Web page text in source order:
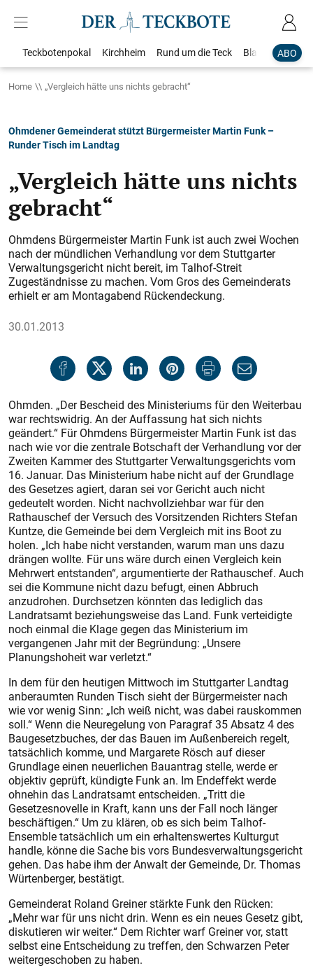
ABO
Teckbotenpokal Kirchheim Rund um die Teck Blaulicht
Home „Vergleich hätte uns nichts gebracht“
Ohmdener Gemeinderat stützt Bürgermeister Martin Funk –
Runder Tisch im Landtag
„Vergleich hätte uns nichts
gebracht“
Ohmdens Bürgermeister Martin Funk ist auch zwei Wochen
nach der mündlichen Verhandlung vor dem Stuttgarter
Verwaltungsgericht nicht bereit, im Talhof-Streit
Zugeständnisse zu machen. Vom Gros des Gemeinderats
erhielt er am Montagabend Rückendeckung.
30.01.2013
Ohmden. „Der Bescheid des Ministeriums für den Weiterbau
war rechtswidrig. An der Auffassung hat sich nichts
geändert.“ Für Ohmdens Bürgermeister Martin Funk ist das
nach wie vor die zentrale Botschaft der Verhandlung vor der
Zweiten Kammer des Stuttgarter Verwaltungsgerichts vom
16. Januar. Das Ministerium habe nicht auf der Grundlage
des Gesetzes agiert, daran sei vor Gericht auch nicht
gedeutelt worden. Nicht nachvollziehbar war für den
Rathauschef der Versuch des Vorsitzenden Richters Stefan
Kuntze, die Gemeinde bei dem Vergleich mit ins Boot zu
holen. „Ich habe nicht verstanden, warum man uns dazu
drängen wollte. Für uns wäre durch einen Vergleich kein
Mehrwert entstanden“, argumentierte der Rathauschef. Auch
sei die Kommune nicht dazu befugt, einen Abbruch
anzudrohen. Durchsetzen könnten das lediglich das
Landratsamt beziehungsweise das Land. Funk verteidigte
noch einmal die Klage gegen das Ministerium im
vergangenen Jahr mit der Begründung: „Unsere
Planungshoheit war verletzt.“
In dem für den heutigen Mittwoch im Stuttgarter Landtag
anberaumten Runden Tisch sieht der Bürgermeister nach
wie vor wenig Sinn: „Ich weiß nicht, was dabei rauskommen
soll.“ Wenn die Neuregelung von Paragraf 35 Absatz 4 des
Baugesetzbuches, der das Bauen im Außenbereich regelt,
tatsächlich komme, und Margarete Rösch auf dieser
Grundlage einen neuerlichen Bauantrag stelle, werde er
objektiv geprüft, kündigte Funk an. Im Endeffekt werde
ohnehin das Landrats­amt entscheiden. „Tritt die
Gesetzesnovelle in Kraft, kann uns der Fall noch länger
beschäftigen.“ Um zu klären, ob es sich beim Talhof-
Ensemble tatsächlich um ein erhaltenswertes Kulturgut
handle, könne die Sache bis vors Bundesverwaltungsgericht
gehen. Das habe ihm der Anwalt der Gemeinde, Dr. Thomas
Würtenberger, bestätigt.
Gemeinderat Roland Greiner stärkte Funk den Rücken:
„Mehr war für uns nicht drin. Wenn es ein neues Gesetz gibt,
diskutieren wir weiter.“ Dem Richter warf Greiner vor, statt
selbst eine Entscheidung zu treffen, den Schwarzen Peter
weitergeschoben zu haben.